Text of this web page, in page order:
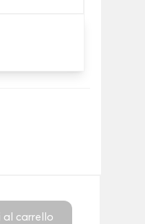
al carrello